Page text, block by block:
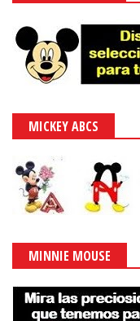
MICKEY ABCS
MINNIE MOUSE